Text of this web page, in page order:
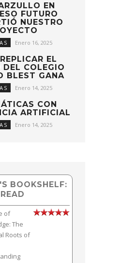
EN
FUTURO
NUESTRO
Enero 16, 2025
EL
DEL COLEGIO
BLEST GANA
Enero 14, 2025
CON
ARTIFICIAL
Enero 14, 2025
BOOKSHELF:
READ
of
The
Roots of